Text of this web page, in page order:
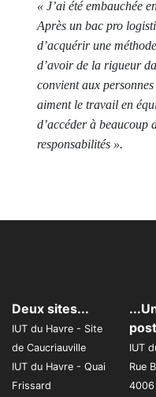
« J’ai été embauchée
Après un bac pro
d’acquérir une
d’avoir de la rigueur
convient aux
aiment le travail en
d’accéder à beaucoup
responsabilités ».
Deux sites...
IUT du Havre - Site
de Caucriauville
IUT du Havre - Quai
Frissard
IUT
Rue
4006